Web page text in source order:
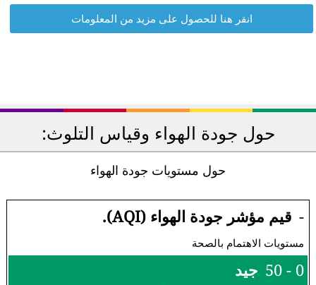
انقر هنا للحصول على مزيد من المعلومات
حول جودة الهواء وقياس التلوث:
حول مستويات جودة الهواء
- قيم مؤشر جودة الهواء (AQI).
مستويات الاهتمام بالصحة
0 - 50 جيد